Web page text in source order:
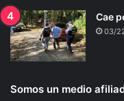
Cae
03/
Somos un medio